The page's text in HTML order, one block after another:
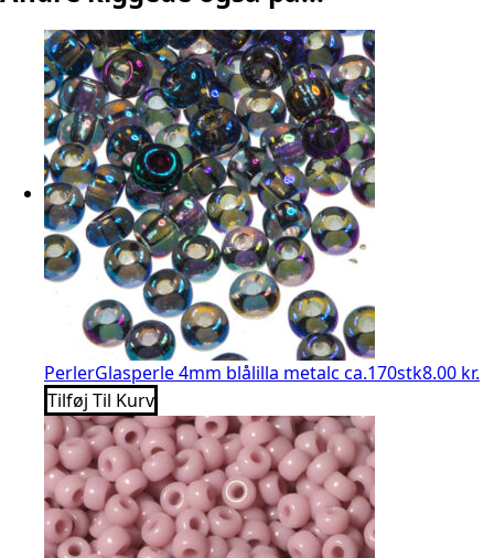
PerlerGlasperle 4mm blålilla metalc ca.170stk8.00 kr.
Tilføj Til Kurv